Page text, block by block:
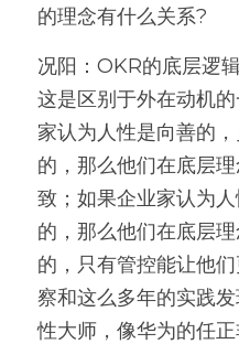
的理念有什么关系?
况阳：OKR的底层逻
这是区别于外在动机
家认为人性是向善的
的，那么他们在底层
致；如果企业家认为
的，那么他们在底层
的，只有管控能让他
察和这么多年的实践
性大师，像华为的任